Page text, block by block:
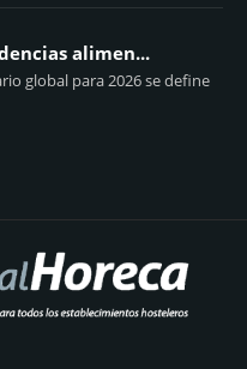
alimen...
global para 2026 se define